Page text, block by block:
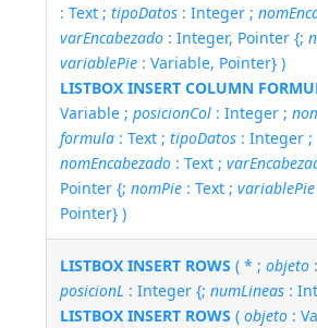
: Text ;tipoDatos : Integer ;
varEncabezado : Integer, Pointer {;
variablePie : Variable, Pointer} )
LISTBOX INSERT COLUMN
Variable ;posicionCol : Integer ;
formula : Text ;tipoDatos : Integer ;
nomEncabezado : Text ;
Pointer {;nomPie : Text ;variablePie
Pointer} )
LISTBOX INSERT ROWS ( * ;objeto
posicionL : Integer {;numLineas :
LISTBOX INSERT ROWS (objeto :